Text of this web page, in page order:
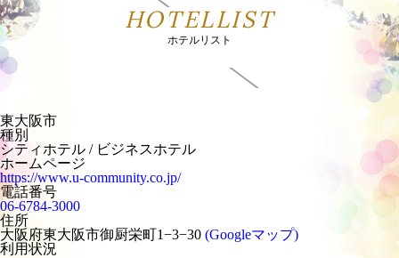
HOTELLIST
ホテルリスト
東大阪市
種別
シティホテル / ビジネスホテル
ホームページ
https://www.u-community.co.jp/
電話番号
06-6784-3000
住所
大阪府東大阪市御厨栄町1−3−30 (Googleマップ)
利用状況